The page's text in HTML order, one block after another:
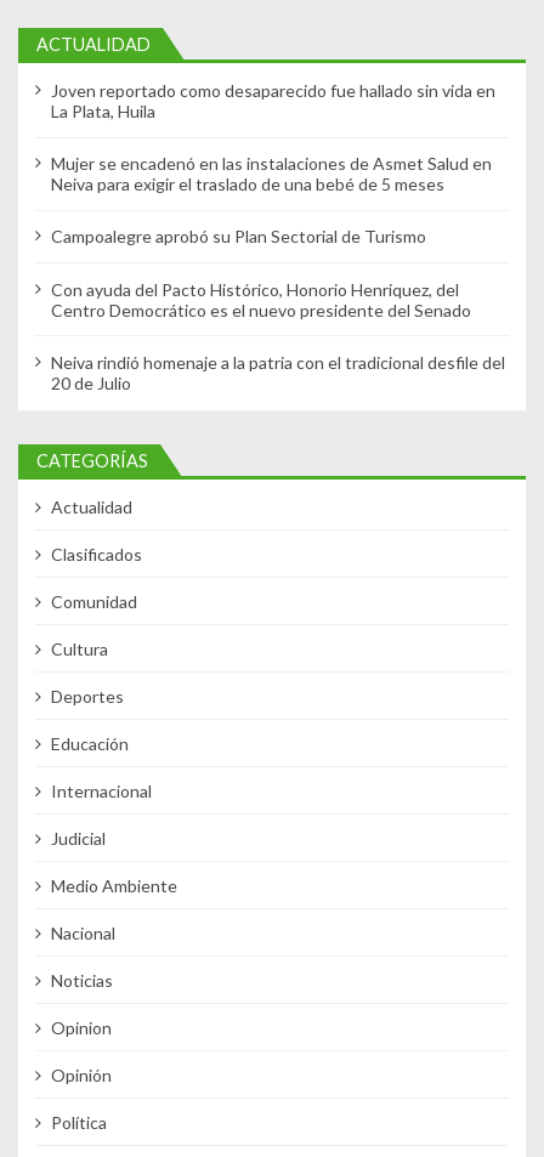
ACTUALIDAD
Joven reportado como desaparecido fue hallado sin vida en
La Plata, Huila
Mujer se encadenó en las instalaciones de Asmet Salud en
Neiva para exigir el traslado de una bebé de 5 meses
Campoalegre aprobó su Plan Sectorial de Turismo
Con ayuda del Pacto Histórico, Honorio Henriquez, del
Centro Democrático es el nuevo presidente del Senado
Neiva rindió homenaje a la patria con el tradicional desfile del
20 de Julio
CATEGORÍAS
Actualidad
Clasificados
Comunidad
Cultura
Deportes
Educación
Internacional
Judicial
Medio Ambiente
Nacional
Noticias
Opinion
Opinión
Política